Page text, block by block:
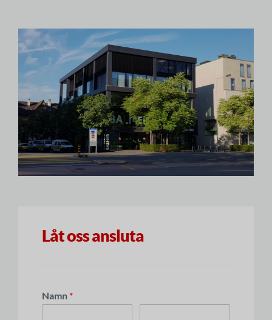
Låt oss ansluta
Namn *